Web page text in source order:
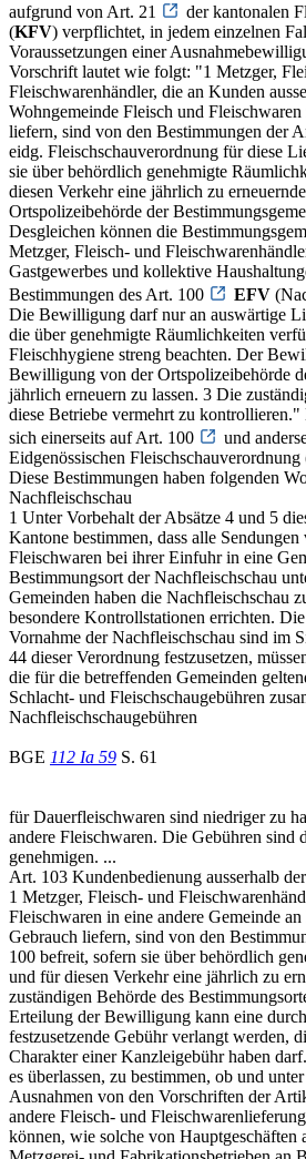
aufgrund von Art. 21
der kantonalen
(KFV) verpflichtet, in jedem einzelnen
Voraussetzungen einer
Vorschrift lautet wie folgt: "1 Metzger,
Fleischwarenhändler, die an Kunden
Wohngemeinde Fleisch und
liefern, sind von den Bestimmungen der
eidg. Fleischschauverordnung für diese
sie über behördlich genehmigte
diesen Verkehr eine jährlich zu
Ortspolizeibehörde der
Desgleichen können die
Metzger, Fleisch- und
Gastgewerbes und kollektive
Bestimmungen des Art. 100
EFV
Die Bewilligung darf nur an auswärtige
die über genehmigte Räumlichkeiten
Fleischhygiene streng beachten. Der
Bewilligung von der Ortspolizeibehörde
jährlich erneuern zu lassen. 3 Die
diese Betriebe vermehrt zu kontrollieren."
sich einerseits auf Art. 100
und
Eidgenössischen Fleischschauverordnung
Diese Bestimmungen haben folgenden
Nachfleischschau
1 Unter Vorbehalt der Absätze 4 und 5
Kantone bestimmen, dass alle
Fleischwaren bei ihrer Einfuhr in eine
Bestimmungsort der Nachfleischschau
Gemeinden haben die Nachfleischschau
besondere Kontrollstationen errichten.
Vornahme der Nachfleischschau sind im
44 dieser Verordnung festzusetzen,
die für die betreffenden Gemeinden
Schlacht- und Fleischschaugebühren
Nachfleischschaugebühren
BGE 112 Ia 59 S. 61
für Dauerfleischwaren sind niedriger zu
andere Fleischwaren. Die Gebühren sind
genehmigen. ...
Art. 103 Kundenbedienung ausserhalb
1 Metzger, Fleisch- und
Fleischwaren in eine andere Gemeinde
Gebrauch liefern, sind von den
100 befreit, sofern sie über behördlich
und für diesen Verkehr eine jährlich zu
zuständigen Behörde des
Erteilung der Bewilligung kann eine
festzusetzende Gebühr verlangt werden,
Charakter einer Kanzleigebühr haben
es überlassen, zu bestimmen, ob und
Ausnahmen von den Vorschriften der
andere Fleisch- und
können, wie solche von Hauptgeschäften